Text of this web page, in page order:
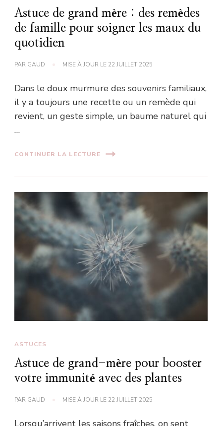
Astuce de grand mère : des remèdes
de famille pour soigner les maux du
quotidien
PAR GAUD MISE À JOUR LE 22 JUILLET 2025
Dans le doux murmure des souvenirs familiaux,
il y a toujours une recette ou un remède qui
revient, un geste simple, un baume naturel qui
…
CONTINUER LA LECTURE
ASTUCES
Astuce de grand-mère pour booster
votre immunité avec des plantes
PAR GAUD MISE À JOUR LE 22 JUILLET 2025